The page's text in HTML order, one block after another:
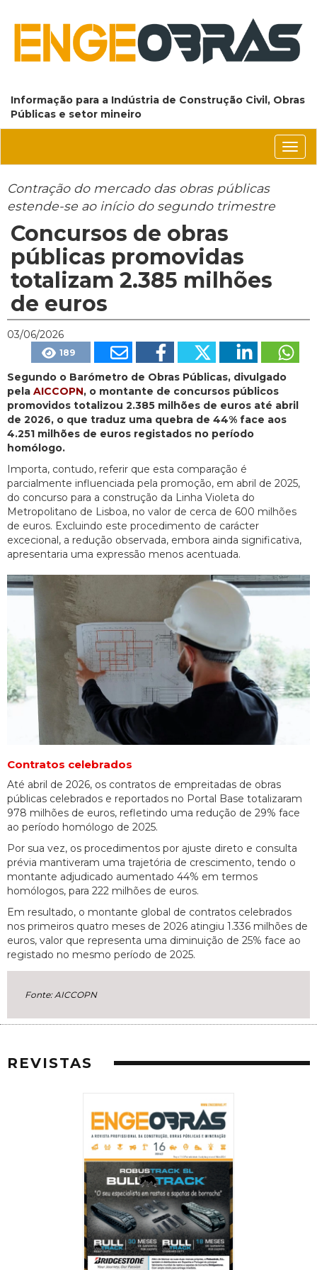
Informação para a Indústria de Construção Civil, Obras
Públicas e setor mineiro
Contração do mercado das obras públicas
estende-se ao início do segundo trimestre
Concursos de obras
públicas promovidas
totalizam 2.385 milhões
de euros
03/06/2026
189
Segundo o Barómetro de Obras Públicas, divulgado
pela AICCOPN, o montante de concursos públicos
promovidos totalizou 2.385 milhões de euros até abril
de 2026, o que traduz uma quebra de 44% face aos
4.251 milhões de euros registados no período
homólogo.
Importa, contudo, referir que esta comparação é
parcialmente influenciada pela promoção, em abril de 2025,
do concurso para a construção da Linha Violeta do
Metropolitano de Lisboa, no valor de cerca de 600 milhões
de euros. Excluindo este procedimento de carácter
excecional, a redução observada, embora ainda significativa,
apresentaria uma expressão menos acentuada.
Contratos celebrados
Até abril de 2026, os contratos de empreitadas de obras
públicas celebrados e reportados no Portal Base totalizaram
978 milhões de euros, refletindo uma redução de 29% face
ao período homólogo de 2025.
Por sua vez, os procedimentos por ajuste direto e consulta
prévia mantiveram uma trajetória de crescimento, tendo o
montante adjudicado aumentado 44% em termos
homólogos, para 222 milhões de euros.
Em resultado, o montante global de contratos celebrados
nos primeiros quatro meses de 2026 atingiu 1.336 milhões de
euros, valor que representa uma diminuição de 25% face ao
registado no mesmo período de 2025.
Fonte: AICCOPN
REVISTAS